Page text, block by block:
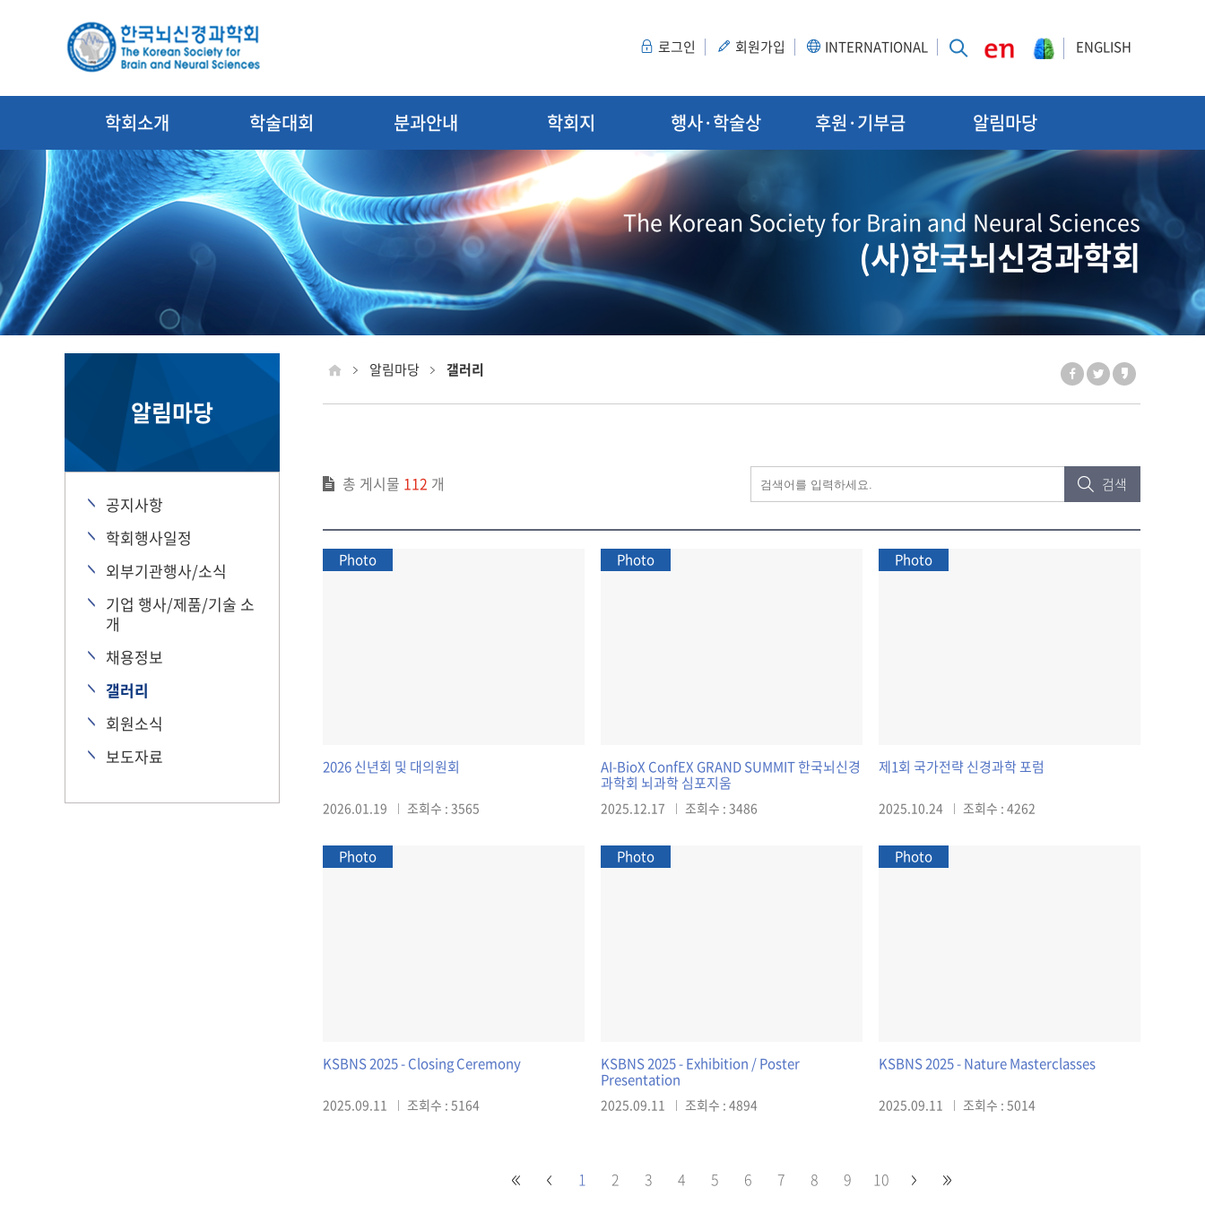
로그인 회원가입 INTERNATIONAL ENGLISH
학회소개 학술대회 분과안내 학회지 행사·학술상 후원·기부금 알림마당
The Korean Society for Brain and Neural Sciences
(사)한국뇌신경과학회
알림마당
공지사항
학회행사일정
외부기관행사/소식
기업 행사/제품/기술 소
개
채용정보
갤러리
회원소식
보도자료
알림마당 갤러리
총 게시물 112 개 검색
Photo
2026 신년회 및 대의원회
2026.01.19 조회수 : 3565
Photo
AI-BioX ConfEX GRAND SUMMIT 한국뇌신경
과학회 뇌과학 심포지움
2025.12.17 조회수 : 3486
Photo
제1회 국가전략 신경과학 포럼
2025.10.24 조회수 : 4262
Photo
KSBNS 2025 - Closing Ceremony
2025.09.11 조회수 : 5164
Photo
KSBNS 2025 - Exhibition / Poster
Presentation
2025.09.11 조회수 : 4894
Photo
KSBNS 2025 - Nature Masterclasses
2025.09.11 조회수 : 5014
1 2 3 4 5 6 7 8 9 10